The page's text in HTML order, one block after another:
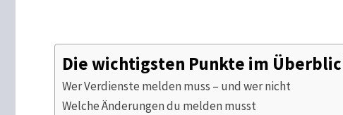
Die wichtigsten Punkte im
Wer Verdienste melden muss – und wer nicht
Welche Änderungen du melden musst